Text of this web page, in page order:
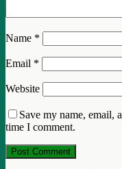
Name *
Email *
Website
Save my name, email,
time I comment.